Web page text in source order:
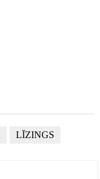
LĪZINGS